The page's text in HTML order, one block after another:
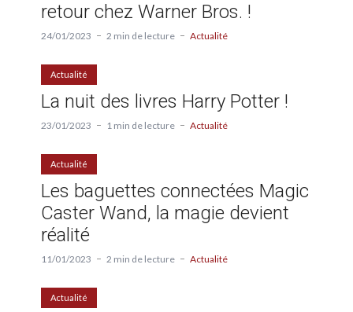
retour chez Warner Bros. !
24/01/2023 2 min de lecture Actualité
Actualité
La nuit des livres Harry Potter !
23/01/2023 1 min de lecture Actualité
Actualité
Les baguettes connectées Magic
Caster Wand, la magie devient
réalité
11/01/2023 2 min de lecture Actualité
Actualité